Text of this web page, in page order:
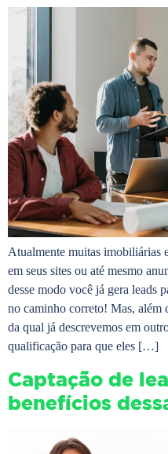
Atualmente muitas imobiliárias
em seus sites ou até mesmo
desse modo você já gera leads
no caminho correto! Mas, além
da qual já descrevemos em
qualificação para que eles […]
Captação de
benefícios